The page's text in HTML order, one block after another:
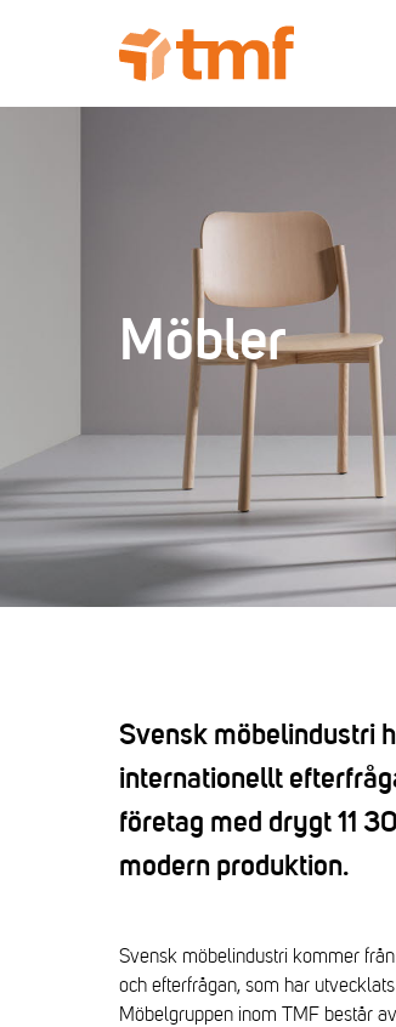
Möbler
Svensk möbelindustri
internationellt
företag med drygt 11
modern produktion.
Svensk möbelindustri kommer
och efterfrågan, som har
Möbelgruppen inom TMF består